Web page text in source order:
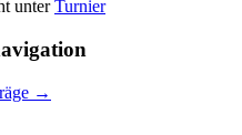
unter Turnier
→